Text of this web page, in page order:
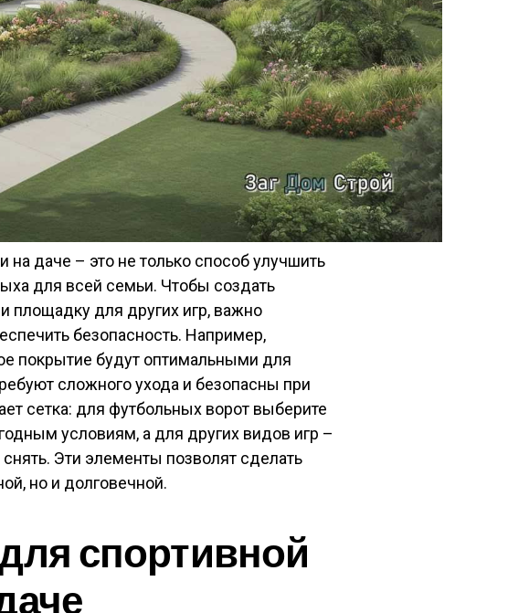
на даче – это не только способ улучшить
для всей семьи. Чтобы создать
площадку для других игр, важно
безопасность. Например,
покрытие будут оптимальными для
сложного ухода и безопасны при
сетка: для футбольных ворот выберите
условиям, а для других видов игр –
Эти элементы позволят сделать
но и долговечной.
спортивной